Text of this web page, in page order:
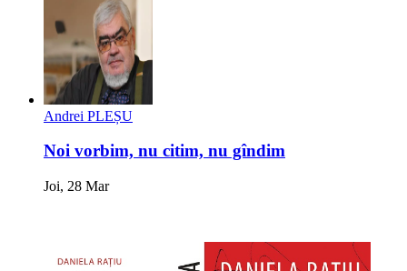
Andrei PLEȘU
Noi vorbim, nu citim, nu gîndim
Joi, 28 Mar